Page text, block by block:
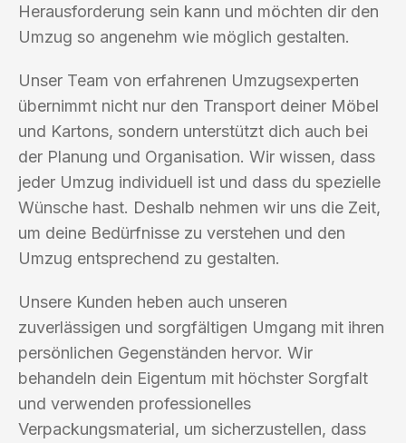
Herausforderung sein kann und möchten dir den
Umzug so angenehm wie möglich gestalten.
Unser Team von erfahrenen Umzugsexperten
übernimmt nicht nur den Transport deiner Möbel
und Kartons, sondern unterstützt dich auch bei
der Planung und Organisation. Wir wissen, dass
jeder Umzug individuell ist und dass du spezielle
Wünsche hast. Deshalb nehmen wir uns die Zeit,
um deine Bedürfnisse zu verstehen und den
Umzug entsprechend zu gestalten.
Unsere Kunden heben auch unseren
zuverlässigen und sorgfältigen Umgang mit ihren
persönlichen Gegenständen hervor. Wir
behandeln dein Eigentum mit höchster Sorgfalt
und verwenden professionelles
Verpackungsmaterial, um sicherzustellen, dass